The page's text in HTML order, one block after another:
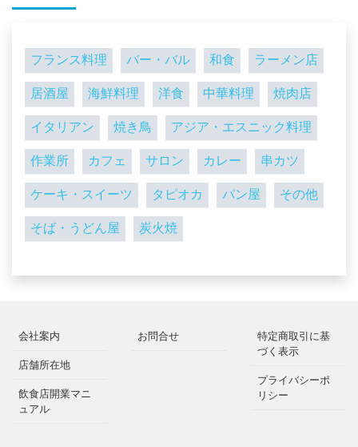
フランス料理 バー・バル 和食 ラーメン店
居酒屋 海鮮料理 洋食 中華料理 焼肉店
イタリアン 焼き鳥 アジア・エスニック料理
作業所 カフェ サロン カレー 串カツ
ケーキ・スイーツ タピオカ パン屋 その他
そば・うどん屋 炭火焼
会社案内
店舗所在地
飲食店開業マニ
ュアル
お問合せ
特定商取引に基
づく表示
プライバシーポ
リシー